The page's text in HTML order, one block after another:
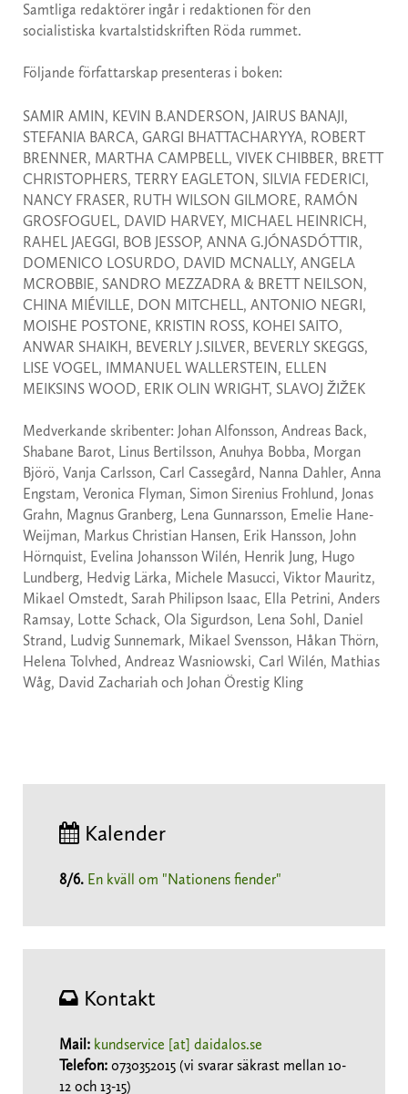
Samtliga redaktörer ingår i redaktionen för den
socialistiska kvartalstidskriften Röda rummet.
Följande författarskap presenteras i boken:
SAMIR AMIN, KEVIN B.ANDERSON, JAIRUS BANAJI,
STEFANIA BARCA, GARGI BHATTACHARYYA, ROBERT
BRENNER, MARTHA CAMPBELL, VIVEK CHIBBER, BRETT
CHRISTOPHERS, TERRY EAGLETON, SILVIA FEDERICI,
NANCY FRASER, RUTH WILSON GILMORE, RAMÓN
GROSFOGUEL, DAVID HARVEY, MICHAEL HEINRICH,
RAHEL JAEGGI, BOB JESSOP, ANNA G.JÓNASDÓTTIR,
DOMENICO LOSURDO, DAVID MCNALLY, ANGELA
MCROBBIE, SANDRO MEZZADRA & BRETT NEILSON,
CHINA MIÉVILLE, DON MITCHELL, ANTONIO NEGRI,
MOISHE POSTONE, KRISTIN ROSS, KOHEI SAITO,
ANWAR SHAIKH, BEVERLY J.SILVER, BEVERLY SKEGGS,
LISE VOGEL, IMMANUEL WALLERSTEIN, ELLEN
MEIKSINS WOOD, ERIK OLIN WRIGHT, SLAVOJ ŽIŽEK
Medverkande skribenter: Johan Alfonsson, Andreas Back,
Shabane Barot, Linus Bertilsson, Anuhya Bobba, Morgan
Björö, Vanja Carlsson, Carl Cassegård, Nanna Dahler, Anna
Engstam, Veronica Flyman, Simon Sirenius Frohlund, Jonas
Grahn, Magnus Granberg, Lena Gunnarsson, Emelie Hane-
Weijman, Markus Christian Hansen, Erik Hansson, John
Hörnquist, Evelina Johansson Wilén, Henrik Jung, Hugo
Lundberg, Hedvig Lärka, Michele Masucci, Viktor Mauritz,
Mikael Omstedt, Sarah Philipson Isaac, Ella Petrini, Anders
Ramsay, Lotte Schack, Ola Sigurdson, Lena Sohl, Daniel
Strand, Ludvig Sunnemark, Mikael Svensson, Håkan Thörn,
Helena Tolvhed, Andreaz Wasniowski, Carl Wilén, Mathias
Wåg, David Zachariah och Johan Örestig Kling
Kalender
8/6. En kväll om "Nationens fiender"
Kontakt
Mail: kundservice [at] daidalos.se
Telefon: 0730352015 (vi svarar säkrast mellan 10-
12 och 13-15)